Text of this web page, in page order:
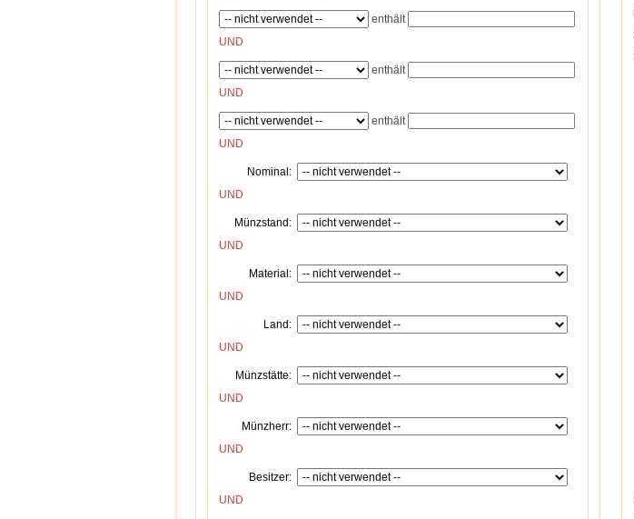
enthält
UND
enthält
UND
enthält
UND
Nominal:
UND
Münzstand:
UND
Material:
UND
Land:
UND
Münzstätte:
UND
Münzherr:
UND
Besitzer:
UND